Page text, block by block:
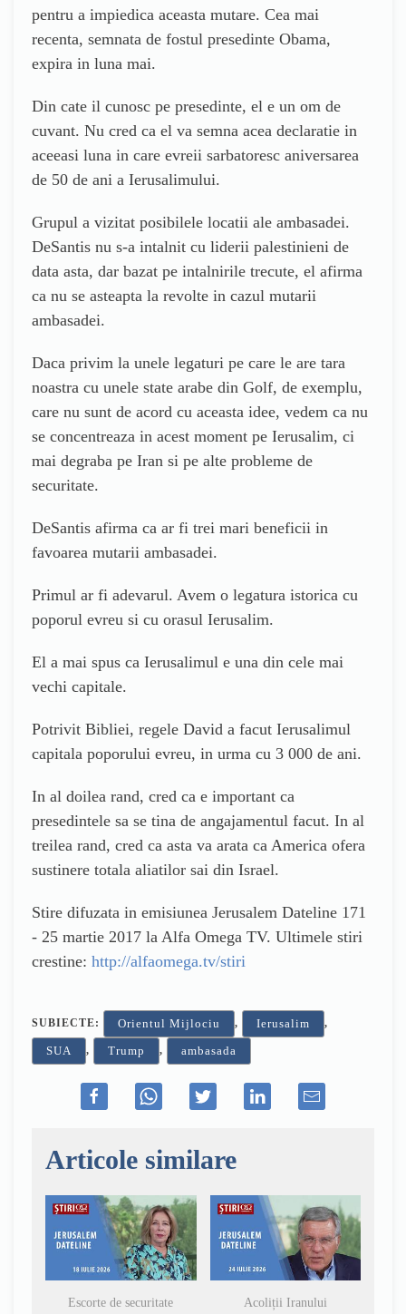
pentru a impiedica aceasta mutare. Cea mai
recenta, semnata de fostul presedinte Obama,
expira in luna mai.
Din cate il cunosc pe presedinte, el e un om de
cuvant. Nu cred ca el va semna acea declaratie in
aceeasi luna in care evreii sarbatoresc aniversarea
de 50 de ani a Ierusalimului.
Grupul a vizitat posibilele locatii ale ambasadei.
DeSantis nu s-a intalnit cu liderii palestinieni de
data asta, dar bazat pe intalnirile trecute, el afirma
ca nu se asteapta la revolte in cazul mutarii
ambasadei.
Daca privim la unele legaturi pe care le are tara
noastra cu unele state arabe din Golf, de exemplu,
care nu sunt de acord cu aceasta idee, vedem ca nu
se concentreaza in acest moment pe Ierusalim, ci
mai degraba pe Iran si pe alte probleme de
securitate.
DeSantis afirma ca ar fi trei mari beneficii in
favoarea mutarii ambasadei.
Primul ar fi adevarul. Avem o legatura istorica cu
poporul evreu si cu orasul Ierusalim.
El a mai spus ca Ierusalimul e una din cele mai
vechi capitale.
Potrivit Bibliei, regele David a facut Ierusalimul
capitala poporului evreu, in urma cu 3 000 de ani.
In al doilea rand, cred ca e important ca
presedintele sa se tina de angajamentul facut. In al
treilea rand, cred ca asta va arata ca America ofera
sustinere totala aliatilor sai din Israel.
Stire difuzata in emisiunea Jerusalem Dateline 171
- 25 martie 2017 la Alfa Omega TV. Ultimele stiri
crestine: http://alfaomega.tv/stiri
SUBIECTE: Orientul Mijlociu , Ierusalim ,
SUA , Trump , ambasada
Articole similare
Escorte de securitate
Acoliții Iranului